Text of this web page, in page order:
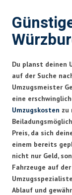
Du planst deinen
auf der Suche
Umzugsmeister
eine
Umzugskosten zu
Preis, da sich
einem bereits
nicht nur Geld,
Fahrzeuge auf
Ablauf und